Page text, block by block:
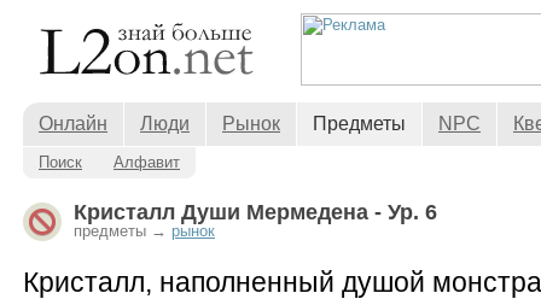
Онлайн Люди Рынок Предметы NPC
Поиск Алфавит
Кристалл Души Мермедена - Ур. 6
предметы → рынок
Кристалл, наполненный душой